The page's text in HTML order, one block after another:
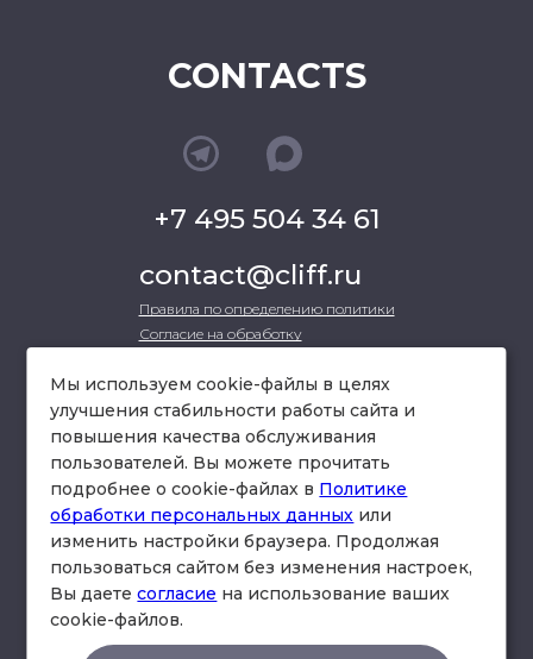
CONTACTS
+7 495 504 34 61
contact@cliff.ru
Правила по определению политики
Согласие на обработку
Moscow, Kutuzovsky Ave 36, b.3 , 232 office
directions
Мы используем cookie-файлы в целях
улучшения стабильности работы сайта и
повышения качества обслуживания
пользователей. Вы можете прочитать
подробнее о cookie-файлах в Политике
обработки персональных данных или
изменить настройки браузера. Продолжая
пользоваться сайтом без изменения настроек,
Вы даетесогласие на использование ваших
cookie-файлов.